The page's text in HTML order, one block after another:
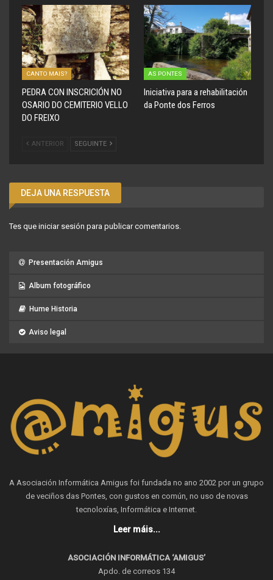
CANTO MAIS?
PEDRA CON INSCRICIÓN NO
OSARIO DO CEMITERIO VELLO
DO FREIXO
AS PONTES
Iniciativa para a rehabilitación
da Ponte dos Ferros
ANTERIOR SEGUINTE
DEJA UNA RESPUESTA
Tes que iniciar sesión para publicar comentarios.
Presentación Amigus
Album fotográfico
Hume Historia
Aviso legal
A Asociación Informática Amigus foi fundada no ano 2002 por un grupo
de veciños das Pontes, con gustos en común, no uso de novas
tecnoloxías, Informática e Internet.
Leer máis...
ASOCIACIÓN INFORMÁTICA ‘AMIGUS’
Apdo. de correos 134